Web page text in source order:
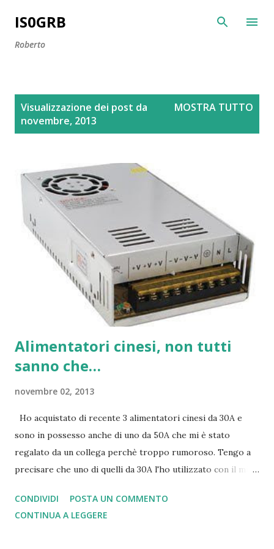
IS0GRB
Roberto
Visualizzazione dei post da
novembre, 2013
MOSTRA TUTTO
Alimentatori cinesi, non tutti
sanno che…
novembre 02, 2013
Ho acquistato di recente 3 alimentatori cinesi da 30A e
sono in possesso anche di uno da 50A che mi è stato
regalato da un collega perchè troppo rumoroso. Tengo a
precisare che uno di quelli da 30A l'ho utilizzato con il mio
continuamente senza che abbia fatto una piega, diventando
leggermente piu' di tiepido del normale dopo oltre 10 ore
CONDIVIDI
POSTA UN COMMENTO
CONTINUA A LEGGERE